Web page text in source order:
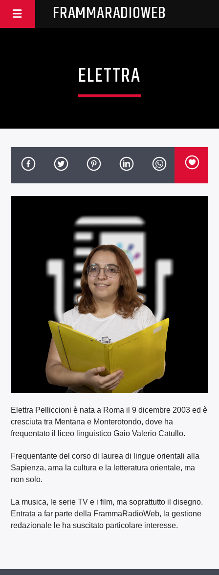
FRAMMARADIOWEB
ELETTRA
Elettra Pelliccioni è nata a Roma il 9 dicembre 2003 ed è
cresciuta tra Mentana e Monterotondo, dove ha
frequentato il liceo linguistico Gaio Valerio Catullo.
Frequentante del corso di laurea di lingue orientali alla
Sapienza, ama la cultura e la letteratura orientale, ma
non solo.
La musica, le serie TV e i film, ma soprattutto il disegno.
Entrata a far parte della FrammaRadioWeb, la gestione
redazionale le ha suscitato particolare interesse.